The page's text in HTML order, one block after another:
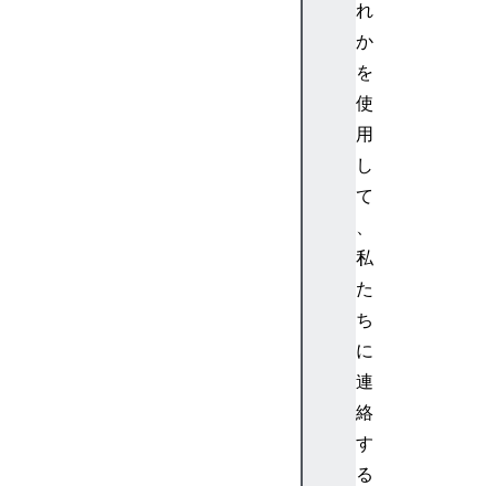
れ
か
を
使
用
し
て
私
た
ち
に
連
絡
す
る